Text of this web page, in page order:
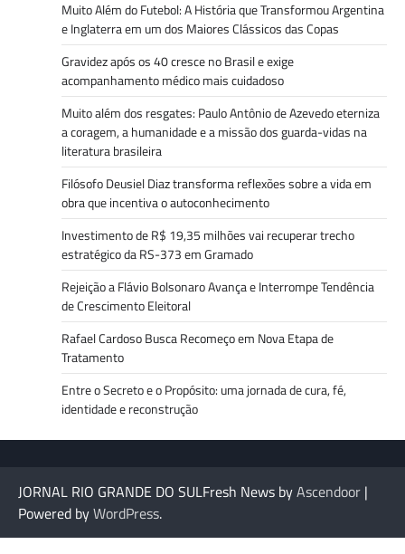
Muito Além do Futebol: A História que Transformou Argentina
e Inglaterra em um dos Maiores Clássicos das Copas
Gravidez após os 40 cresce no Brasil e exige
acompanhamento médico mais cuidadoso
Muito além dos resgates: Paulo Antônio de Azevedo eterniza
a coragem, a humanidade e a missão dos guarda-vidas na
literatura brasileira
Filósofo Deusiel Diaz transforma reflexões sobre a vida em
obra que incentiva o autoconhecimento
Investimento de R$ 19,35 milhões vai recuperar trecho
estratégico da RS-373 em Gramado
Rejeição a Flávio Bolsonaro Avança e Interrompe Tendência
de Crescimento Eleitoral
Rafael Cardoso Busca Recomeço em Nova Etapa de
Tratamento
Entre o Secreto e o Propósito: uma jornada de cura, fé,
identidade e reconstrução
JORNAL RIO GRANDE DO SULFresh News byAscendoor |
Powered byWordPress.